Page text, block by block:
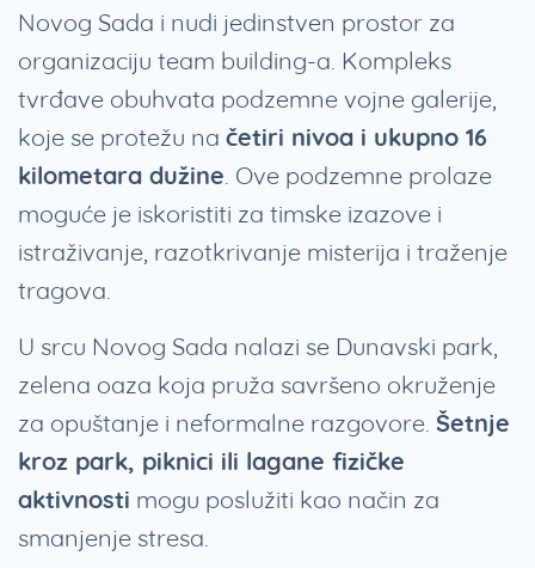
Novog Sada i nudi jedinstven prostor za
organizaciju team building-a. Kompleks
tvrđave obuhvata podzemne vojne galerije,
koje se protežu na četiri nivoa i ukupno 16
kilometara dužine . Ove podzemne prolaze
moguće je iskoristiti za timske izazove i
istraživanje, razotkrivanje misterija i traženje
tragova.
U srcu Novog Sada nalazi se Dunavski park,
zelena oaza koja pruža savršeno okruženje
za opuštanje i neformalne razgovore. Šetnje
kroz park, piknici ili lagane fizičke
aktivnosti mogu poslužiti kao način za
smanjenje stresa.